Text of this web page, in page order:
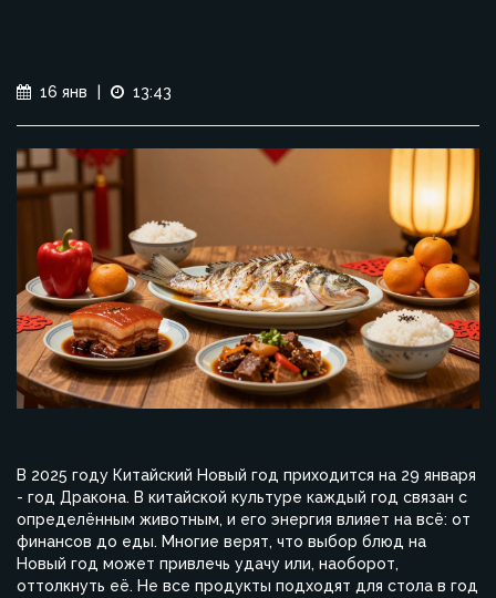
16 янв 13:43
В 2025 году Китайский Новый год приходится на 29 января
- год Дракона. В китайской культуре каждый год связан с
определённым животным, и его энергия влияет на всё: от
финансов до еды. Многие верят, что выбор блюд на
Новый год может привлечь удачу или, наоборот,
оттолкнуть её. Не все продукты подходят для стола в год